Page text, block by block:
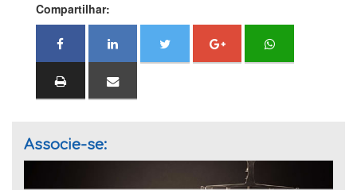
Compartilhar:
Associe-se: